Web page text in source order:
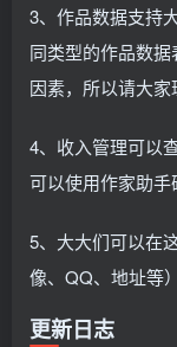
3、作品数据支持
同类型的作品数
因素，所以请大家
4、收入管理可以
可以使用作家助手
5、大大们可以在
像、QQ、地址等
更新日志